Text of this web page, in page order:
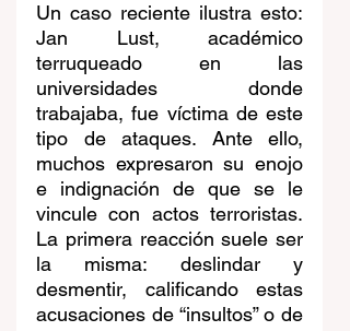
Un caso reciente ilustra esto:
Jan Lust, académico
terruqueado en las
universidades donde
trabajaba, fue víctima de este
tipo de ataques. Ante ello,
muchos expresaron su enojo
e indignación de que se le
vincule con actos terroristas.
La primera reacción suele ser
la misma: deslindar y
desmentir, calificando estas
acusaciones de “insultos” o de